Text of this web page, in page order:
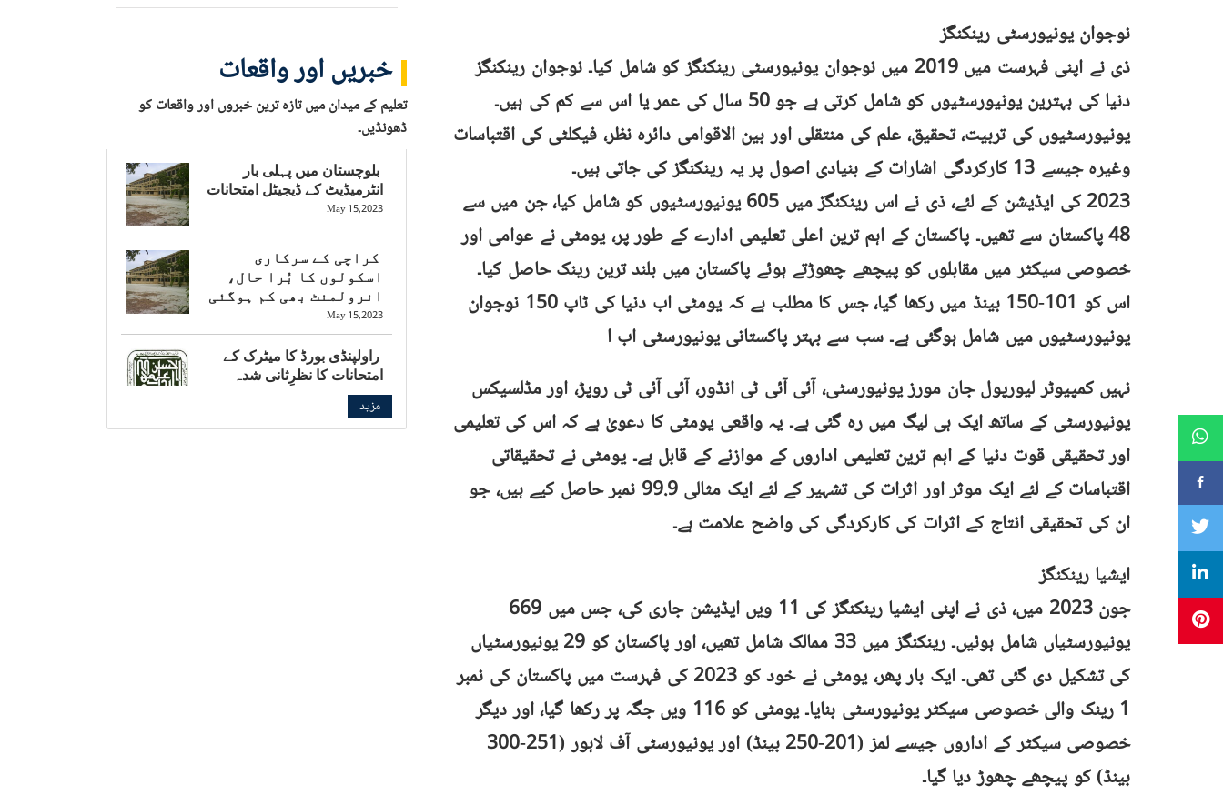
نوجوان یونیورسٹی رینکنگز
ذی نے اپنی فہرست میں 2019 میں نوجوان یونیورسٹی رینکنگز کو شامل کیا۔ نوجوان رینکنگز
دنیا کی بہترین یونیورسٹیوں کو شامل کرتی ہے جو 50 سال کی عمر یا اس سے کم کی ہیں۔
یونیورسٹیوں کی تربیت، تحقیق، علم کی منتقلی اور بین الاقوامی دائرہ نظر، فیکلٹی کی اقتباسات
وغیرہ جیسے 13 کارکردگی اشارات کے بنیادی اصول پر یہ رینکنگز کی جاتی ہیں۔
2023 کی ایڈیشن کے لئے، ذی نے اس رینکنگز میں 605 یونیورسٹیوں کو شامل کیا، جن میں سے
48 پاکستان سے تھیں۔ پاکستان کے اہم ترین اعلی تعلیمی ادارے کے طور پر، یومٹی نے عوامی اور
خصوصی سیکٹر میں مقابلوں کو پیچھے چھوڑتے ہوئے پاکستان میں بلند ترین رینک حاصل کیا۔
اس کو 101-150 بینڈ میں رکھا گیا، جس کا مطلب ہے کہ یومٹی اب دنیا کی ٹاپ 150 نوجوان
یونیورسٹیوں میں شامل ہوگئی ہے۔ سب سے بہتر پاکستانی یونیورسٹی اب ا
نہیں کمپیوٹر لیورپول جان مورز یونیورسٹی، آئی آئی ٹی انڈور، آئی آئی ٹی روپڑ، اور مڈلسیکس
یونیورسٹی کے ساتھ ایک ہی لیگ میں رہ گئی ہے۔ یہ واقعی یومٹی کا دعویٰ ہے کہ اس کی تعلیمی
اور تحقیقی قوت دنیا کے اہم ترین تعلیمی اداروں کے موازنے کے قابل ہے۔ یومٹی نے تحقیقاتی
اقتباسات کے لئے ایک موثر اور اثرات کی تشہیر کے لئے ایک مثالی 99.9 نمبر حاصل کیے ہیں، جو
ان کی تحقیقی انتاج کے اثرات کی کارکردگی کی واضح علامت ہے۔
ایشیا رینکنگز
جون 2023 میں، ذی نے اپنی ایشیا رینکنگز کی 11 ویں ایڈیشن جاری کی، جس میں 669
یونیورسٹیاں شامل ہوئیں۔ رینکنگز میں 33 ممالک شامل تھیں، اور پاکستان کو 29 یونیورسٹیاں
کی تشکیل دی گئی تھی۔ ایک بار پھر، یومٹی نے خود کو 2023 کی فہرست میں پاکستان کی نمبر
1 رینک والی خصوصی سیکٹر یونیورسٹی بنایا۔ یومٹی کو 116 ویں جگہ پر رکھا گیا، اور دیگر
خصوصی سیکٹر کے اداروں جیسے لمز (201-250 بینڈ) اور یونیورسٹی آف لاہور (251-300
بینڈ) کو پیچھے چھوڑ دیا گیا۔
خبریں اور واقعات
تعلیم کے میدان میں تازہ ترین خبروں اور واقعات کو
ڈھونڈیں۔
بلوچستان میں پہلی بار
انٹرمیڈیٹ کے ڈیجیٹل امتحانات
May 15,2023
کراچی کے سرکاری
اسکولوں کا بُرا حال،
انرولمنٹ بھی کم ہوگئی
May 15,2023
راولپنڈی بورڈ کا میٹرک کے
امتحانات کا نظرِثانی شدہ
شیڈول جاری
May 15,2023
مزید